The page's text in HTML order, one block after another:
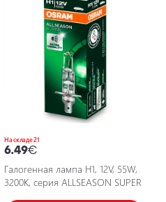
На складе 21
6.49€
Галогенная лампа H1, 12V, 55W,
3200K, серия ALLSEASON SUPER